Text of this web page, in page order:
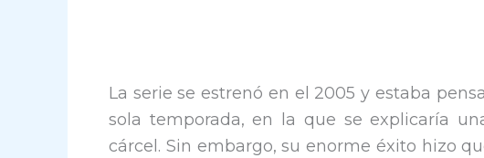
La serie se estrenó en el 2005 y estaba
sola temporada, en la que se explicaría
cárcel. Sin embargo, su enorme éxito hizo